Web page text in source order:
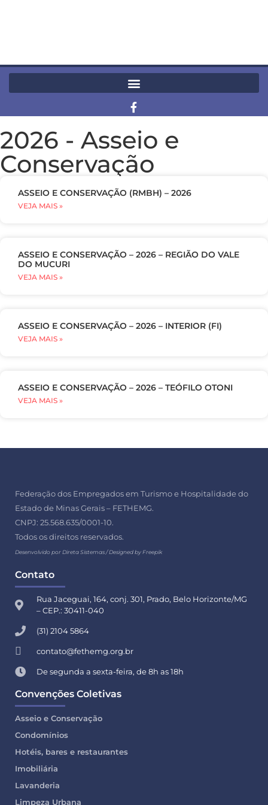
2026 - Asseio e
Conservação
ASSEIO E CONSERVAÇÃO (RMBH) – 2026
VEJA MAIS »
ASSEIO E CONSERVAÇÃO – 2026 – REGIÃO DO VALE
DO MUCURI
VEJA MAIS »
ASSEIO E CONSERVAÇÃO – 2026 – INTERIOR (FI)
VEJA MAIS »
ASSEIO E CONSERVAÇÃO – 2026 – TEÓFILO OTONI
VEJA MAIS »
Federação dos Empregados em Turismo e Hospitalidade do
Estado de Minas Gerais – FETHEMG.
CNPJ: 25.568.635/0001-10.
Todos os direitos reservados.
Desenvolvido por Direta Sistemas /Designed by Freepik
Contato
Rua Jaceguai, 164, conj. 301, Prado, Belo Horizonte/MG
– CEP.: 30411-040
(31) 2104 5864
contato@fethemg.org.br
De segunda a sexta-feira, de 8h as 18h
Convenções Coletivas
Asseio e Conservação
Condomínios
Hotéis, bares e restaurantes
Imobiliária
Lavanderia
Limpeza Urbana